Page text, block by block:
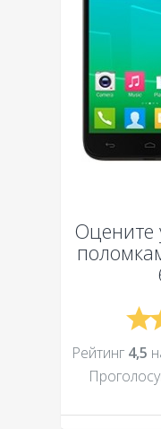
Оцените
Рейтинг 4,5